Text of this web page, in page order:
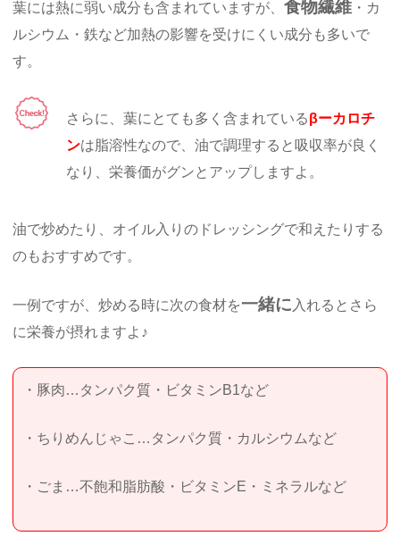
葉には熱に弱い成分も含まれていますが、食物繊維 ・カ
ルシウム・鉄など加熱の影響を受けにくい成分も多いで
す。
さらに、葉にとても多く含まれているβーカロチ
ンは脂溶性なので、油で調理すると吸収率が良く
なり、栄養価がグンとアップしますよ。
油で炒めたり、オイル入りのドレッシングで和えたりする
のもおすすめです。
一例ですが、炒める時に次の食材を一緒に 入れるとさら
に栄養が摂れますよ♪
・豚肉…タンパク質・ビタミンB1など
・ちりめんじゃこ…タンパク質・カルシウムなど
・ごま…不飽和脂肪酸・ビタミンE・ミネラルなど